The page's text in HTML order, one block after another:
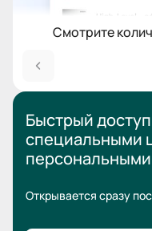
Смотрите
Быстрый
специальными
Открывается сразу